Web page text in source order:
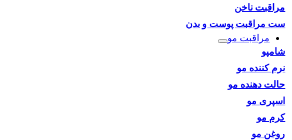
مراقبت ناخن
ست مراقبت پوست و بدن
مراقبت مو
شامپو
نرم کننده مو
حالت دهنده مو
اسپری مو
کرم مو
روغن مو